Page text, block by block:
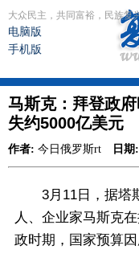
大众民主，共同富裕，民族复
电脑版
手机版
马斯克：拜登政
失约5000亿美元
作者: 今日俄罗斯rt 日期:
3月11日，据塔斯
人、企业家马斯克
政时期，国家预算